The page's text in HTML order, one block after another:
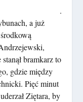
.
a już
bramkarz to
gdzie między
Pięć minut
Ziętara, by